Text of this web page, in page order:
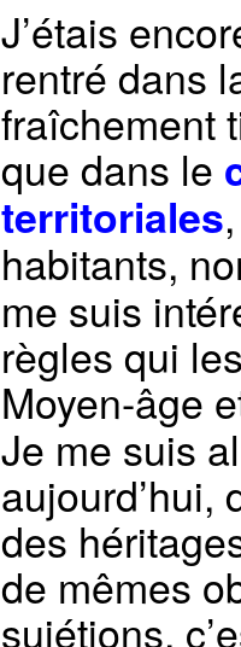
J’étais
rentré dans
fraîchement
que dans le
territoriales
habitants,
me suis
règles qui
Moyen-âge
Je me suis
aujourd’hui,
des
de mêmes
sujétions,